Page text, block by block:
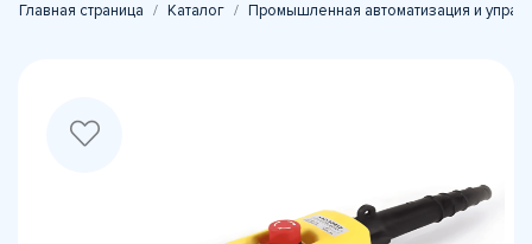
Главная страница Каталог Промышленная автоматизация и